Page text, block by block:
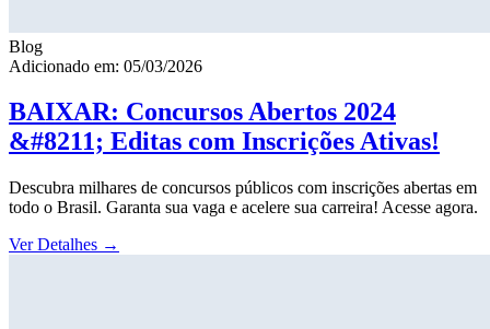
Blog
Adicionado em: 05/03/2026
BAIXAR: Concursos Abertos 2024
&#8211; Editas com Inscrições Ativas!
Descubra milhares de concursos públicos com inscrições abertas em
todo o Brasil. Garanta sua vaga e acelere sua carreira! Acesse agora.
Ver Detalhes →